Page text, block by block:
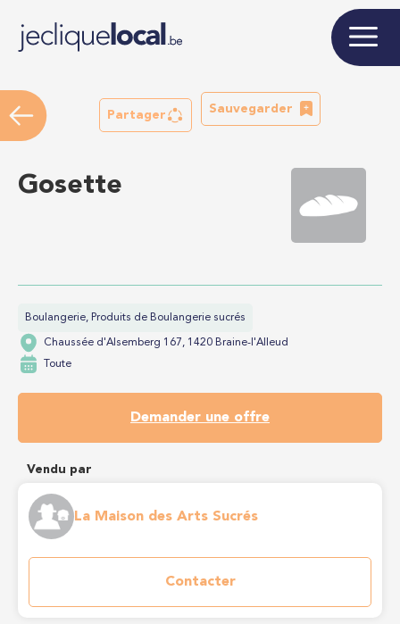
Partager
Sauvegarder
Gosette
Boulangerie, Produits de Boulangerie sucrés
Chaussée d'Alsemberg 167, 1420 Braine-l'Alleud
Toute
Demander une offre
Vendu par
La Maison des Arts Sucrés
Contacter